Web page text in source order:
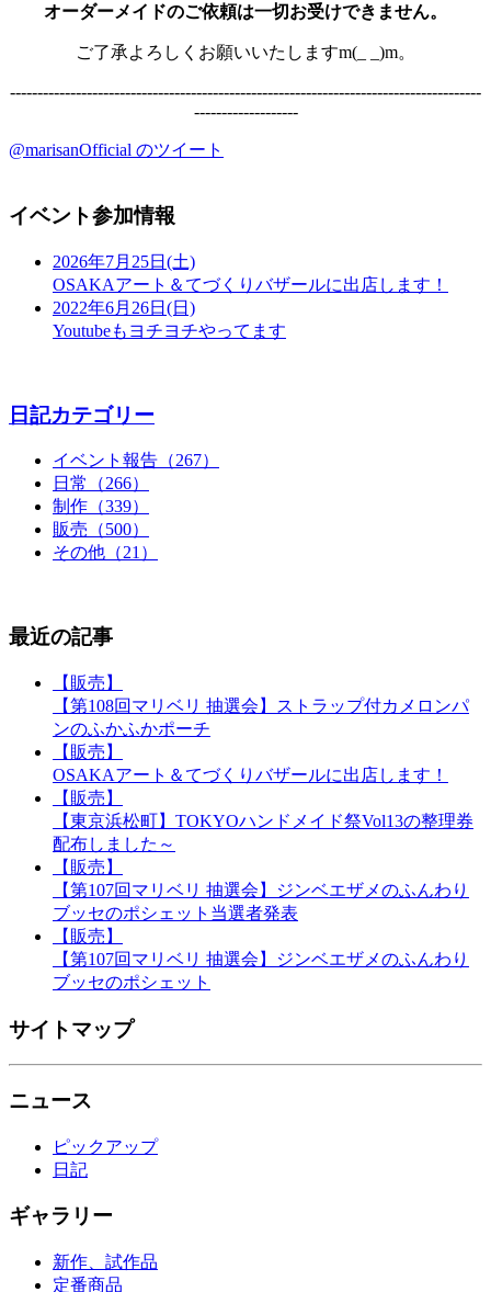
オーダーメイドのご依頼は一切お受けできません。
ご了承よろしくお願いいたしますm(_ _)m。
--------------------------------------------------------------------------------------
-------------------
@marisanOfficial のツイート
イベント参加情報
2026年7月25日(土)
OSAKAアート＆てづくりバザールに出店します！
2022年6月26日(日)
Youtubeもヨチヨチやってます
日記カテゴリー
イベント報告（267）
日常（266）
制作（339）
販売（500）
その他（21）
最近の記事
【販売】
【第108回マリベリ 抽選会】ストラップ付カメロンパ
ンのふかふかポーチ
【販売】
OSAKAアート＆てづくりバザールに出店します！
【販売】
【東京浜松町】TOKYOハンドメイド祭Vol13の整理券
配布しました～
【販売】
【第107回マリベリ 抽選会】ジンベエザメのふんわり
ブッセのポシェット当選者発表
【販売】
【第107回マリベリ 抽選会】ジンベエザメのふんわり
ブッセのポシェット
サイトマップ
ニュース
ピックアップ
日記
ギャラリー
新作、試作品
定番商品